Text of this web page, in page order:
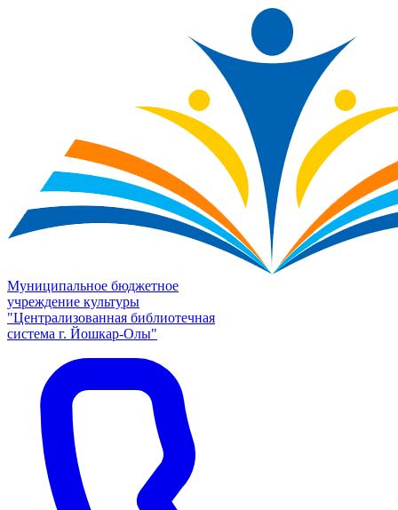
Муниципальное бюджетное
учреждение культуры
"Централизованная библиотечная
система г. Йошкар-Олы"